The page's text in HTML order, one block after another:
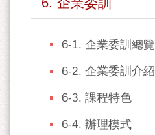
6-1. 企業委訓總覽
6-2. 企業委訓介紹
6-3. 課程特色
6-4. 辦理模式